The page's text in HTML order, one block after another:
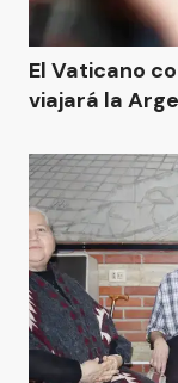
El Vaticano
viajará la